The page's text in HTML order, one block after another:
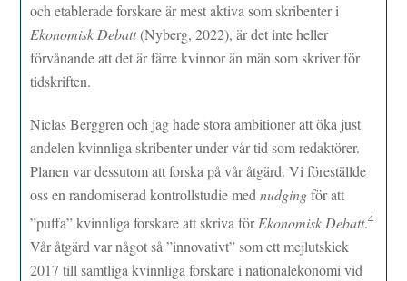
och etablerade forskare är mest aktiva som skribenter i
Ekonomisk Debatt(Nyberg, 2022), är det inte heller
förvånande att det är färre kvinnor än män som skriver för
tidskriften.
Niclas Berggren och jag hade stora ambitioner att öka just
andelen kvinnliga skribenter under vår tid som redaktörer.
Planen var dessutom att forska på vår åtgärd. Vi föreställde
oss en randomiserad kontrollstudie mednudgingför att
”puffa” kvinnliga forskare att skriva förEkonomisk Debatt.4
Vår åtgärd var något så ”innovativt” som ett mejlutskick
2017 till samtliga kvinnliga forskare i nationalekonomi vid